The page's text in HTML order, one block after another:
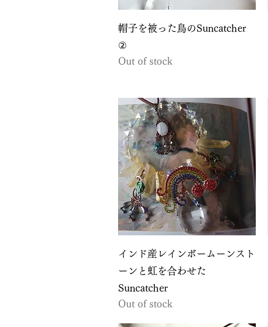
Quick View
帽子を被った鳥のSuncatcher
②
Out of stock
Quick View
インド産レインボームーンスト
ーンと虹を合わせた
Suncatcher
Out of stock